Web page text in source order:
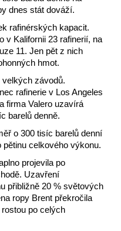
dnes stát dováží.
rafinérských kapacit.
v Kalifornii 23 rafinerií, na
11. Jen pět z nich
hmot.
velkých závodů.
rafinerie v Los Angeles
firma Valero uzavírá
barelů denně.
o 300 tisíc barelů denní
celkového výkonu.
projevila po
Uzavření
přibližně 20 % světových
ropy Brent překročila
po celých